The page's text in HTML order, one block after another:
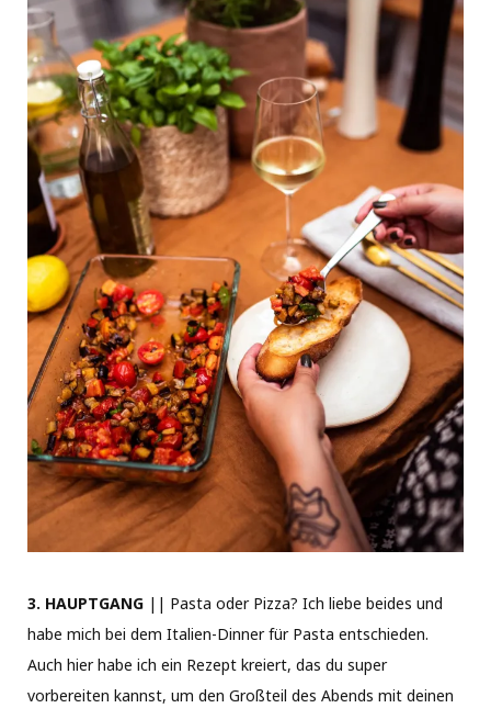
3. HAUPTGANG || Pasta oder Pizza? Ich liebe beides und
habe mich bei dem Italien-Dinner für Pasta entschieden.
Auch hier habe ich ein Rezept kreiert, das du super
vorbereiten kannst, um den Großteil des Abends mit deinen